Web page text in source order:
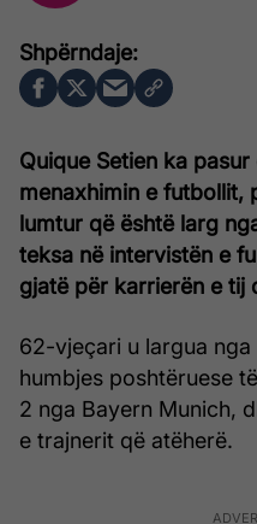
Quique Setien ka
menaxhimin e futbollit,
lumtur që është larg
teksa në intervistën e
gjatë për karrierën e tij
62-vjeçari u largua
humbjes poshtëruese
2 nga Bayern Munich,
e trajnerit që atëherë.